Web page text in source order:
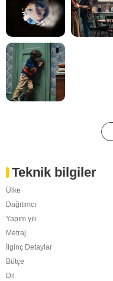
Teknik bilgiler
Ülke
Dağıtımcı
Yapım yılı
Metraj
İlginç Detaylar
Bütçe
Dil